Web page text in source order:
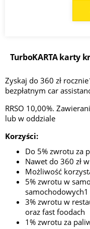
TurboKARTA karty
Zyskaj do 360 zł
bezpłatnym car
RRSO 10,00%.
lub w oddziale
Korzyści:
Do 5% zwrotu za
Nawet do 360 zł
Możliwość
5% zwrotu w
samochodowych1
3% zwrotu w
oraz fast foodach
1% zwrotu za